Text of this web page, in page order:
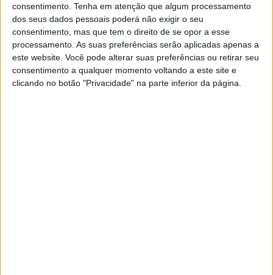
consentimento. Tenha em atenção que algum processamento
dos seus dados pessoais poderá não exigir o seu
consentimento, mas que tem o direito de se opor a esse
processamento. As suas preferências serão aplicadas apenas a
este website. Você pode alterar suas preferências ou retirar seu
consentimento a qualquer momento voltando a este site e
clicando no botão "Privacidade" na parte inferior da página.
Para continuar no tema das últimas semanas,
voltamos a olhar para as desigualdades no
mundo. Em outubro, um dos maiores think tanks
do mundo organizou uma conferência acerca do
tópico e, na apresentação inicial, Lucas Chancel
pintou um retrato da desigualdade entre os
países mais desenvolvidos do mundo, como
Portugal